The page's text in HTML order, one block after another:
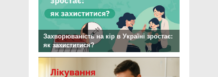
Захворюваність на кір в Україні зростає:
як захиститися?